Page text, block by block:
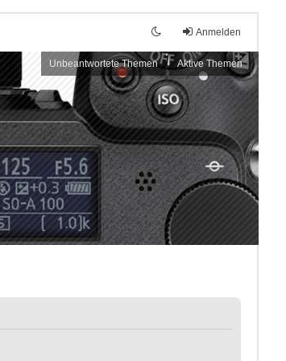
Anmelden
Unbeantwortete Themen Aktive Themen